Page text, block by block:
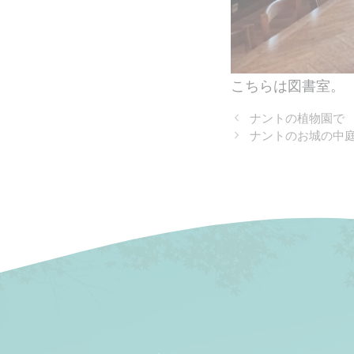
こちらは図書室。
ナントの植物園で
ナントのお城の中